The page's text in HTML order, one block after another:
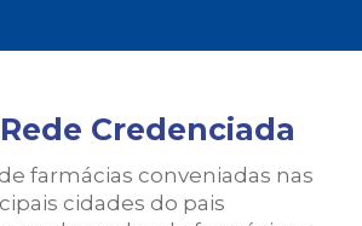
Credenciada
farmácias conveniadas nas
cidades do pais